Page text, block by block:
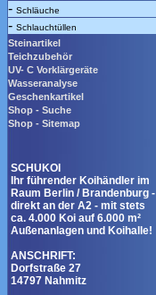
- Schläuche
- Schlauchtüllen
Steinartikel
Teichzubehör
UV- C Vorklärgeräte
Wasseranalyse
Geschenkartikel
Shop - Suche
Shop - Sitemap
SCHUKOI
Ihr führender Koihändler im
Raum Berlin / Brandenburg -
direkt an der A2 - mit stets
ca. 4.000 Koi auf 6.000 m²
Außenanlagen und Koihalle!
ANSCHRIFT:
Dorfstraße 27
14797 Nahmitz